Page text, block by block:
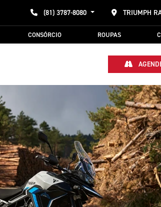
(81) 3787-8080 TRIUMPH
CONSÓRCIO ROUPAS